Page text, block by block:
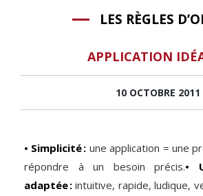
LES RÈGLES
APPLICATION
10 OCTOBRE 2011
• Simplicité : une application = une
répondre à un besoin précis.•
adaptée : intuitive, rapide, ludique,